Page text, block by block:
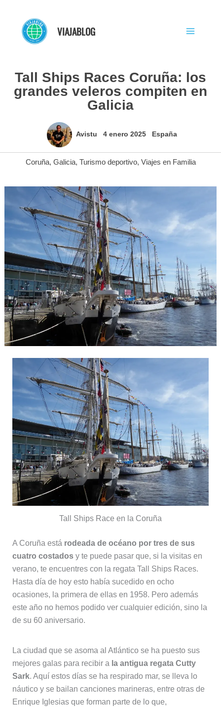
contenido
VIAJABLOG
Tall Ships Races Coruña: los
grandes veleros compiten en
Galicia
Avistu 4 enero 2025 España
Coruña, Galicia, Turismo deportivo, Viajes en Familia
Tall Ships Race en la Coruña
A Coruña está rodeada de océano por tres de sus
cuatro costadosy te puede pasar que, si la visitas en
verano, te encuentres con la regata Tall Ships Races.
Hasta día de hoy esto había sucedido en ocho
ocasiones, la primera de ellas en 1958. Pero además
este año no hemos podido ver cualquier edición, sino la
de su 60 aniversario.
La ciudad que se asoma al Atlántico se ha puesto sus
mejores galas para recibir a la antigua regata Cutty
Sark. Aquí estos días se ha respirado mar, se lleva lo
náutico y se bailan canciones marineras, entre otras de
Enrique Iglesias que forman parte de lo que,